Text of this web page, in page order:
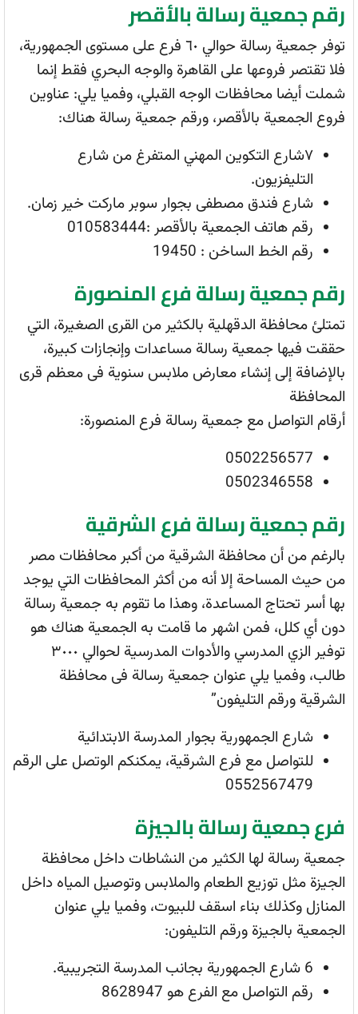
رقم جمعية رسالة بالأقصر
توفر جمعية رسالة حوالي ٦٠ فرع على مستوى الجمهورية،
فلا تقتصر فروعها على القاهرة والوجه البحري فقط إنما
شملت أيضا محافظات الوجه القبلي، وفميا يلي: عناوين
فروع الجمعية بالأقصر، ورقم جمعية رسالة هناك:
٧شارع التكوين المهني المتفرغ من شارع
التليفزيون.
شارع فندق مصطفى بجوار سوبر ماركت خير زمان.
رقم هاتف الجمعية بالأقصر :010583444
رقم الخط الساخن : 19450
رقم جمعية رسالة فرع المنصورة
تمتلئ محافظة الدقهلية بالكثير من القرى الصغيرة، التي
حققت فيها جمعية رسالة مساعدات وإنجازات كبيرة،
بالإضافة إلى إنشاء معارض ملابس سنوية فى معظم قرى
المحافظة
أرقام التواصل مع جمعية رسالة فرع المنصورة:
0502256577
0502346558
رقم جمعية رسالة فرع الشرقية
بالرغم من أن محافظة الشرقية من أكبر محافظات مصر
من حيث المساحة إلا أنه من أكثر المحافظات التي يوجد
بها أسر تحتاج المساعدة، وهذا ما تقوم به جمعية رسالة
دون أي كلل، فمن اشهر ما قامت به الجمعية هناك هو
توفير الزي المدرسي والأدوات المدرسية لحوالي ٣٠٠٠
طالب، وفميا يلي عنوان جمعية رسالة فى محافظة
الشرقية ورقم التليفون”
شارع الجمهورية بجوار المدرسة الابتدائية
للتواصل مع فرع الشرقية، يمكنكم الوتصل على الرقم
0552567479
فرع جمعية رسالة بالجيزة
جمعية رسالة لها الكثير من النشاطات داخل محافظة
الجيزة مثل توزيع الطعام والملابس وتوصيل المياه داخل
المنازل وكذلك بناء اسقف للبيوت، وفميا يلي عنوان
الجمعية بالجيزة ورقم التليفون:
6 شارع الجمهورية بجانب المدرسة التجريبية.
رقم التواصل مع الفرع هو 8628947